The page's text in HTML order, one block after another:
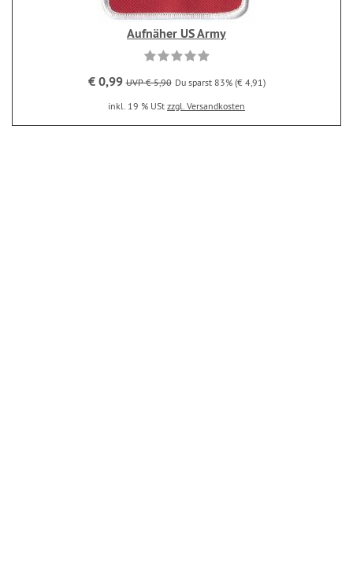
Aufnäher US Army
€ 0,99 UVP € 5,90 Du sparst 83% (€ 4,91)
inkl. 19 % USt zzgl. Versandkosten